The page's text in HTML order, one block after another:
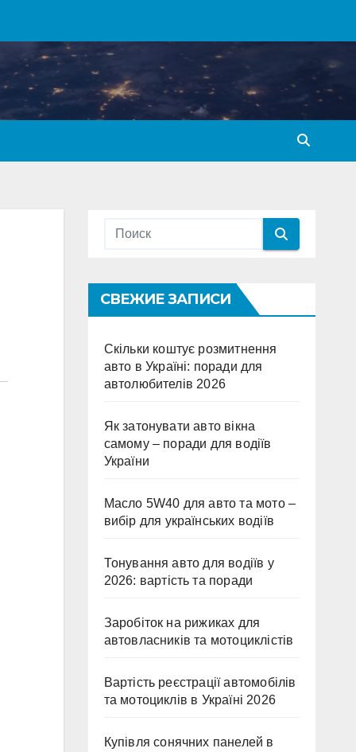
СВЕЖИЕ ЗАПИСИ
Скільки коштує розмитнення
авто в Україні: поради для
автолюбителів 2026
Як затонувати авто вікна
самому – поради для водіїв
України
Масло 5W40 для авто та мото –
вибір для українських водіїв
Тонування авто для водіїв у
2026: вартість та поради
Заробіток на рижиках для
автовласників та мотоциклістів
Вартість реєстрації автомобілів
та мотоциклів в Україні 2026
Купівля сонячних панелей в